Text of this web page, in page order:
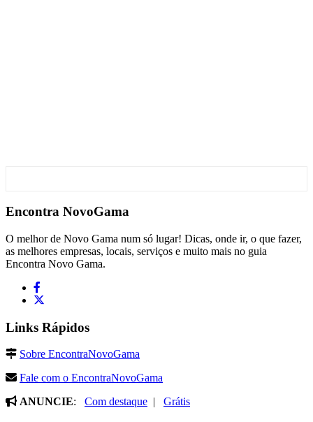
Encontra NovoGama
O melhor de Novo Gama num só lugar! Dicas, onde ir, o que fazer,
as melhores empresas, locais, serviços e muito mais no guia
Encontra Novo Gama.
Links Rápidos
Sobre EncontraNovoGama
Fale com o EncontraNovoGama
ANUNCIE: Com destaque | Grátis